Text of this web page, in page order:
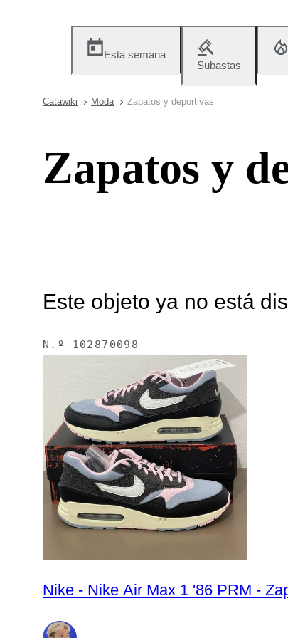
Esta semana
Subastas
Catawiki Moda Zapatos y deportivas
Zapatos y
Este objeto ya no está
N.º 102870098
Nike - Nike Air Max 1 '86 PRM -